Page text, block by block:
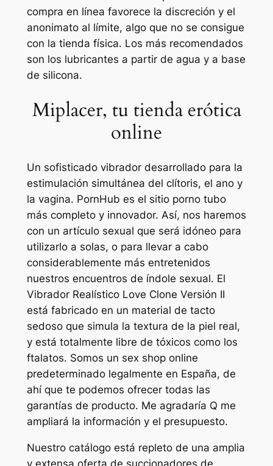
compra en línea favorece la discreción y el
anonimato al límite, algo que no se consigue
con la tienda física. Los más recomendados
son los lubricantes a partir de agua y a base
de silicona.
Miplacer, tu tienda erótica
online
Un sofisticado vibrador desarrollado para la
estimulación simultánea del clítoris, el ano y
la vagina. PornHub es el sitio porno tubo
más completo y innovador. Así, nos haremos
con un artículo sexual que será idóneo para
utilizarlo a solas, o para llevar a cabo
considerablemente más entretenidos
nuestros encuentros de índole sexual. El
Vibrador Realístico Love Clone Versión II
está fabricado en un material de tacto
sedoso que simula la textura de la piel real,
y está totalmente libre de tóxicos como los
ftalatos. Somos un sex shop online
predeterminado legalmente en España, de
ahí que te podemos ofrecer todas las
garantías de producto. Me agradaría Q me
ampliará la información y el presupuesto.
Nuestro catálogo está repleto de una amplia